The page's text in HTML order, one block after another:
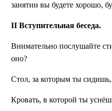
занятии вы будете хорошо,
II Вступительная беседа.
Внимательно послушайте
оно?
Стол, за которым ты сидишь,
Кровать, в которой ты